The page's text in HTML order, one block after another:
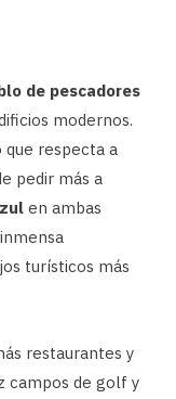
de pescadores
modernos.
que respecta a
pedir más a
en ambas
turísticos más
restaurantes y
campos de golf y